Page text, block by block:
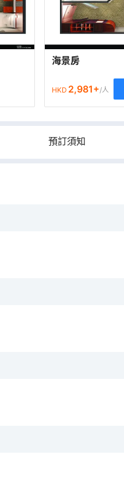
海景房
HKD 2,981+/人
預訂須知